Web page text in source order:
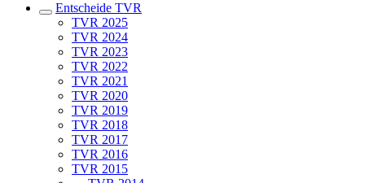
Entscheide TVR
TVR 2025
TVR 2024
TVR 2023
TVR 2022
TVR 2021
TVR 2020
TVR 2019
TVR 2018
TVR 2017
TVR 2016
TVR 2015